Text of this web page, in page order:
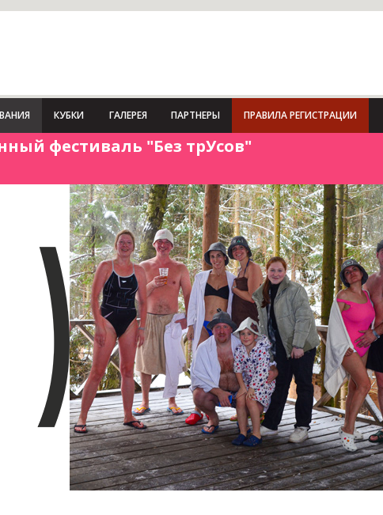
КУБКИ ГАЛЕРЕЯ ПАРТНЕРЫ ПРАВИЛА РЕГИСТРАЦИИ
фестиваль "Без трУсов"